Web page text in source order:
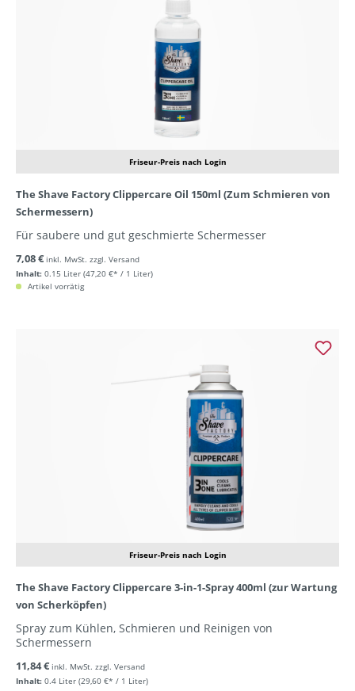
Friseur-Preis nach Login
The Shave Factory Clippercare Oil 150ml (Zum Schmieren von
Schermessern)
Für saubere und gut geschmierte Schermesser
Inhalt: 0.15 Liter (47,20 €* / 1 Liter)
7,08 € inkl. MwSt. zzgl. Versand
Artikel vorrätig
Friseur-Preis nach Login
The Shave Factory Clippercare 3-in-1-Spray 400ml (zur Wartung
von Scherköpfen)
Spray zum Kühlen, Schmieren und Reinigen von
Schermessern
Inhalt: 0.4 Liter (29,60 €* / 1 Liter)
11,84 € inkl. MwSt. zzgl. Versand